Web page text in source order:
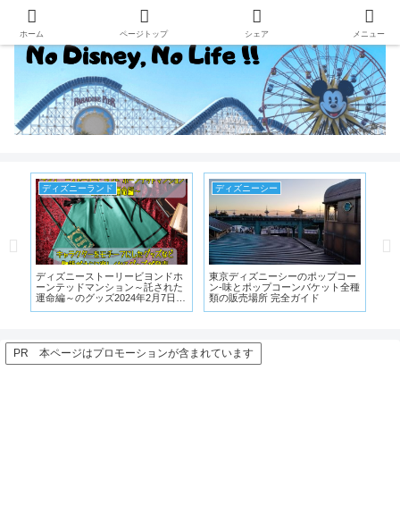
ディズニーランド
ディズニーストーリービヨンドホ
ーンテッドマンション～託された
運命編～のグッズ2024年2月7日に
ディズニーシー
東京ディズニーシーのポップコー
ン-味とポップコーンバケット全種
類の販売場所 完全ガイド
PR 本ページはプロモーションが含まれています
ホーム ページトップ シェア メニュー